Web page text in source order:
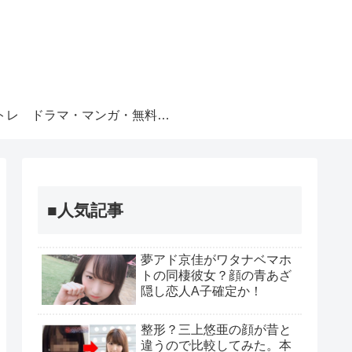
レ ドラマ・マンガ・無料視聴
■人気記事
夢アド京佳がワタナベマホ
トの同棲彼女？顔の青あざ
隠し恋人A子確定か！
整形？三上悠亜の顔が昔と
違うので比較してみた。本